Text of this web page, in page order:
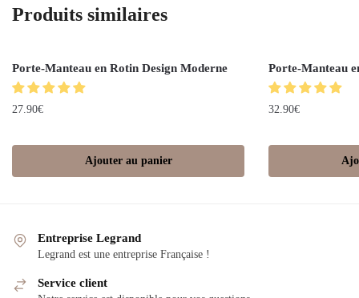
Produits similaires
Porte-Manteau en Rotin Design Moderne
27.90€
Ajouter au panier
Porte-Manteau
32.90€
Entreprise Legrand
Legrand est une entreprise Française !
Service client